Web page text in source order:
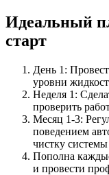
Идеальный
старт
День 1:
уровни
Неделя 1:
проверить
Месяц 1-3:
поведением
чистку
Пополна
и провести